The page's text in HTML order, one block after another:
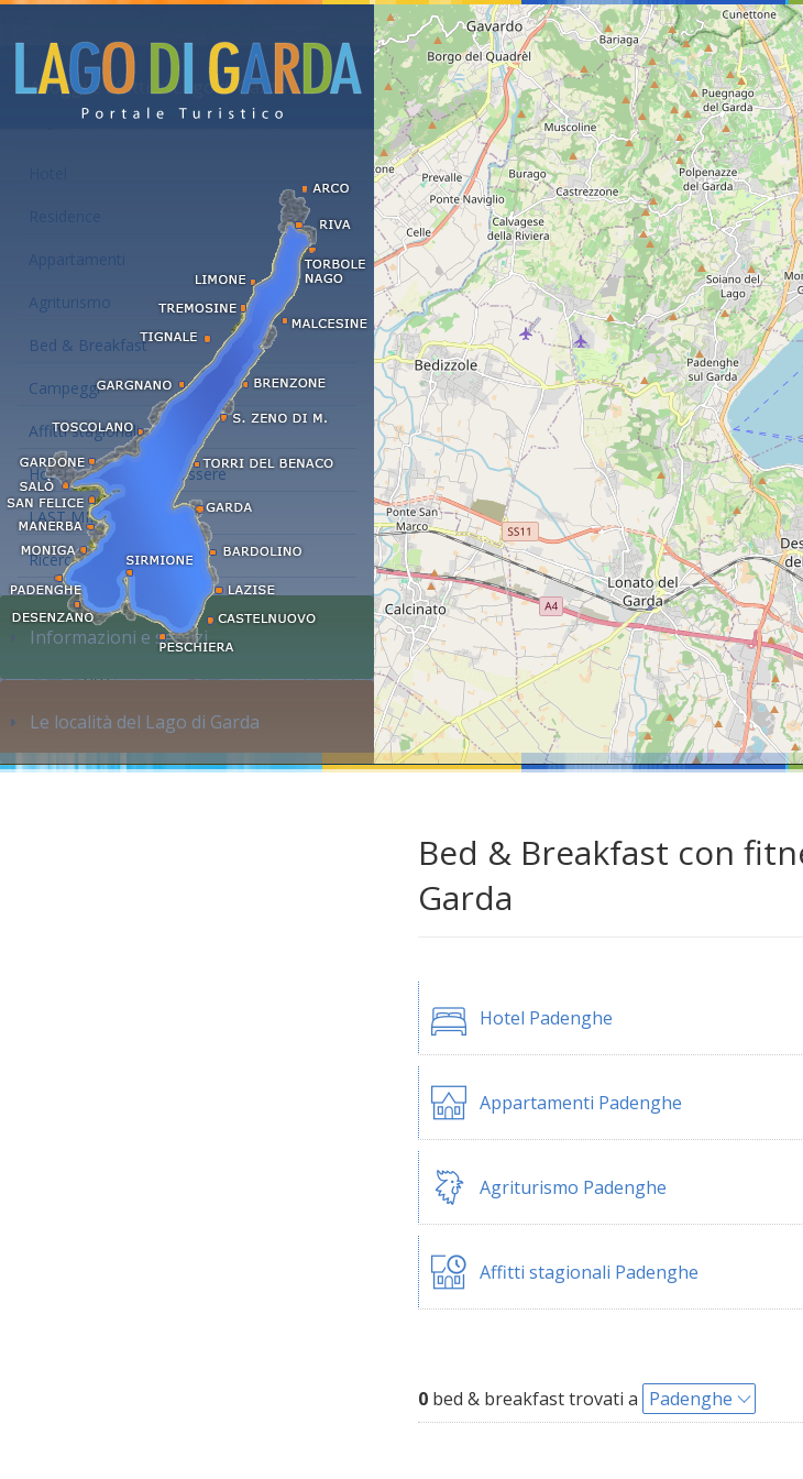
Alloggi e affitti al Lago di Garda
Appartamenti
Agriturismo
Bed & Breakfast
Campeggi
Affitti stagionali
Hotel con centro benessere
LAST MINUTE
Ricerca alloggi...
Informazioni e servizi
Le località del Lago di Garda
Bed & Breakfast con
Garda
Hotel Padenghe
Appartamenti Padenghe
Agriturismo Padenghe
Affitti stagionali Padenghe
0 bed & breakfast trovati a Padenghe